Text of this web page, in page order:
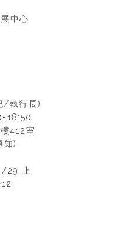
中心
/執行長)
18:50
412室
知)
29 止